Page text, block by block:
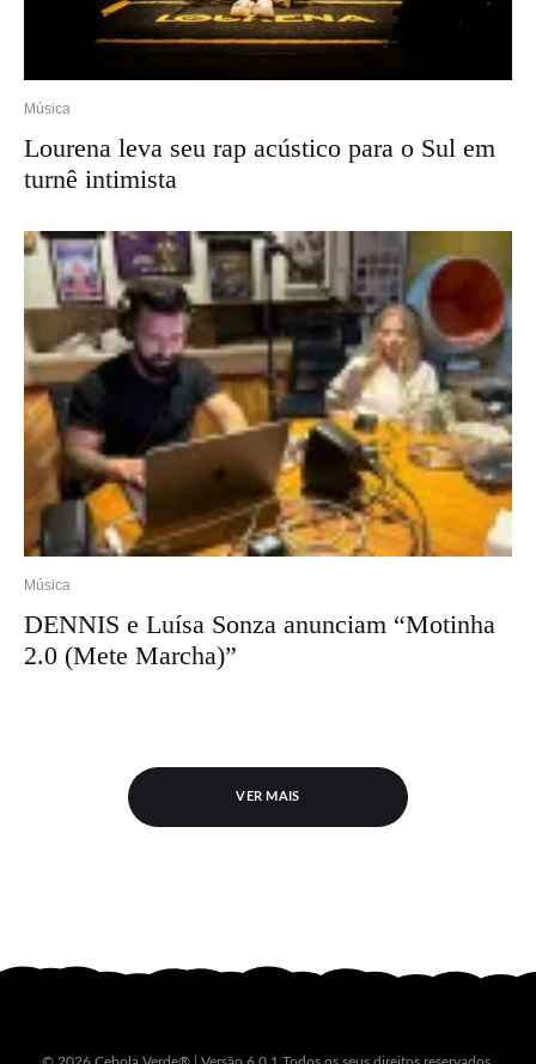
Música
Lourena leva seu rap acústico para o Sul em
turnê intimista
Música
DENNIS e Luísa Sonza anunciam “Motinha
2.0 (Mete Marcha)”
VER MAIS